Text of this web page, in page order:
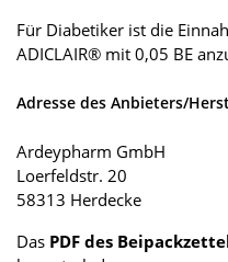
Für Diabetiker ist die
ADICLAIR® mit 0,05 BE
Adresse des Anbieters/
Ardeypharm GmbH
Loerfeldstr. 20
58313 Herdecke
Das PDF des